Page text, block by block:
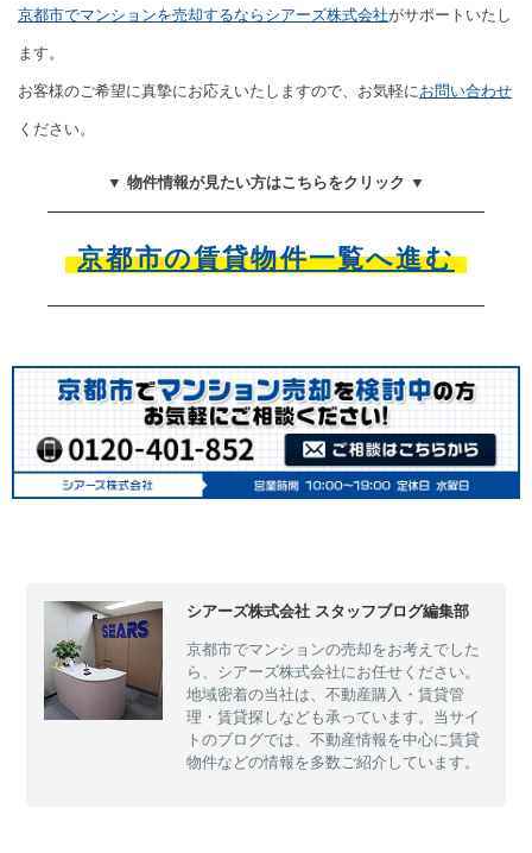
京都市でマンションを売却するならシアーズ株式会社がサポートいたし
ます。
お客様のご希望に真摯にお応えいたしますので、お気軽に お問い合わせ
ください。
▼ 物件情報が見たい方はこちらをクリック ▼
京都市の賃貸物件一覧へ進む
シアーズ株式会社 スタッフブログ編集部
京都市でマンションの売却をお考えでした
ら、シアーズ株式会社にお任せください。
地域密着の当社は、不動産購入・賃貸管
理・賃貸探しなども承っています。当サイ
トのブログでは、不動産情報を中心に賃貸
物件などの情報を多数ご紹介しています。